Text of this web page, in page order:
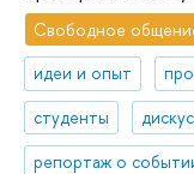
Свободное
идеи и опыт
студенты
репортаж о